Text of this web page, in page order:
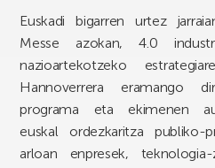
Euskadi bigarren urtez
Messe azokan, 4.0
nazioartekotzeko
Hannoverrera eramango
programa eta ekimenen
euskal ordezkaritza publiko-
arloan enpresek,